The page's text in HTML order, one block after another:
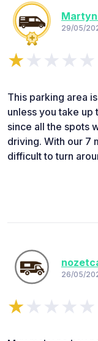
29/05/
This parking area
unless you take up
since all the spots
driving. With our 7
difficult to turn
26/05/